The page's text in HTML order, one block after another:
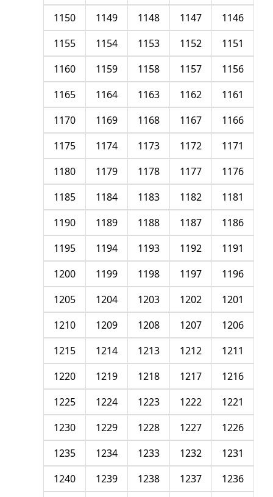
1146
1147
1148
1149
1150
1151
1152
1153
1154
1155
1156
1157
1158
1159
1160
1161
1162
1163
1164
1165
1166
1167
1168
1169
1170
1171
1172
1173
1174
1175
1176
1177
1178
1179
1180
1181
1182
1183
1184
1185
1186
1187
1188
1189
1190
1191
1192
1193
1194
1195
1196
1197
1198
1199
1200
1201
1202
1203
1204
1205
1206
1207
1208
1209
1210
1211
1212
1213
1214
1215
1216
1217
1218
1219
1220
1221
1222
1223
1224
1225
1226
1227
1228
1229
1230
1231
1232
1233
1234
1235
1236
1237
1238
1239
1240